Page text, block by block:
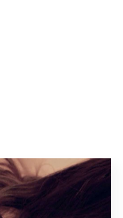
る 次のページ >